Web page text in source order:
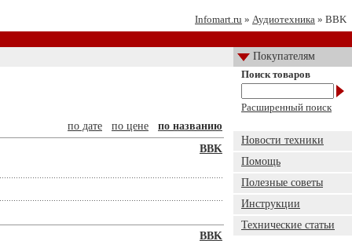
Infomart.ru » Аудиотехника » BBK
Покупателям
по дате по цене
по названию
BBK
BBK
Поиск товаров
Расширенный поиск
Новости техники
Помощь
Полезные советы
Инструкции
Технические статьи